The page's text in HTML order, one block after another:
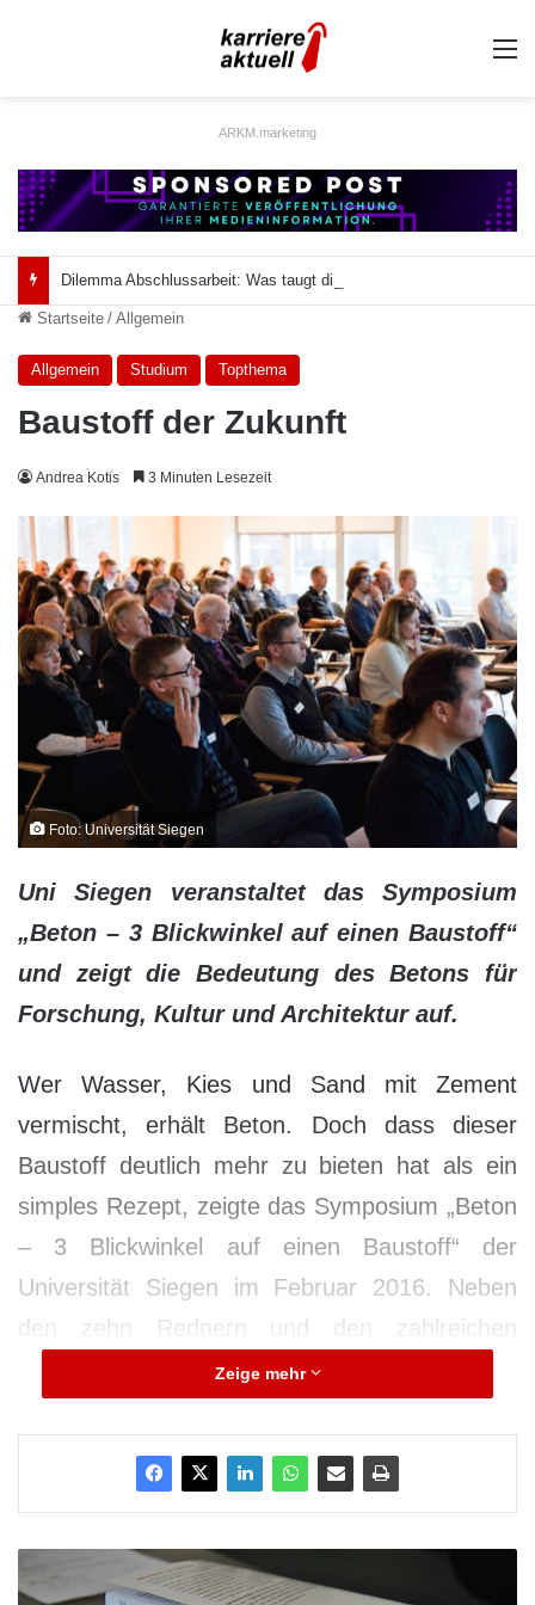
ARKM.marketing
Startseite / Allgemein
Allgemein Studium Topthema
Baustoff der Zukunft
Andrea Kotis 3 Minuten Lesezeit
Foto: Universität Siegen
Uni Siegen veranstaltet das Symposium
„Beton – 3 Blickwinkel auf einen Baustoff“
und zeigt die Bedeutung des Betons für
Forschung, Kultur und Architektur auf.
Wer Wasser, Kies und Sand mit Zement
vermischt, erhält Beton. Doch dass dieser
Baustoff deutlich mehr zu bieten hat als ein
simples Rezept, zeigte das Symposium „Beton
– 3 Blickwinkel auf einen Baustoff“ der
Universität Siegen im Februar 2016. Neben
den zehn Rednern und den zahlreichen
Helfern fanden 90 Architekten, Ingenieure,
Studierende den Weg zum Artur-Woll-Haus in
Siegen. Interne und externe Experten aus
Wissensaustausch, erweiterten das Netzwerk
Zeige mehr
t